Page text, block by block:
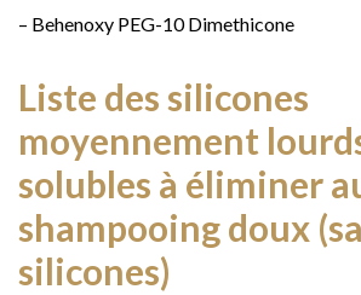
– Behenoxy PEG-10 Dimethicone
Liste des silicones
moyennement
solubles à éliminer
shampooing doux
silicones)